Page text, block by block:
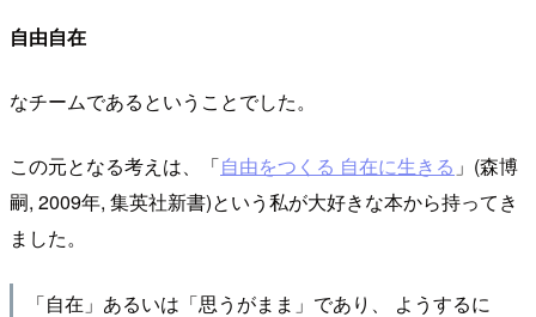
自由自在
なチームであるということでした。
この元となる考えは、「自由をつくる 自在に生きる 」(森博
嗣, 2009年, 集英社新書)という私が大好きな本から持ってき
ました。
「自在」あるいは「思うがまま」であり、 ようするに